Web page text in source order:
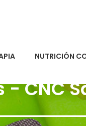
NUTRICIÓN
CNC